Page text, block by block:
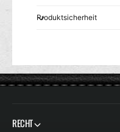
Produktsicherheit
RECHT